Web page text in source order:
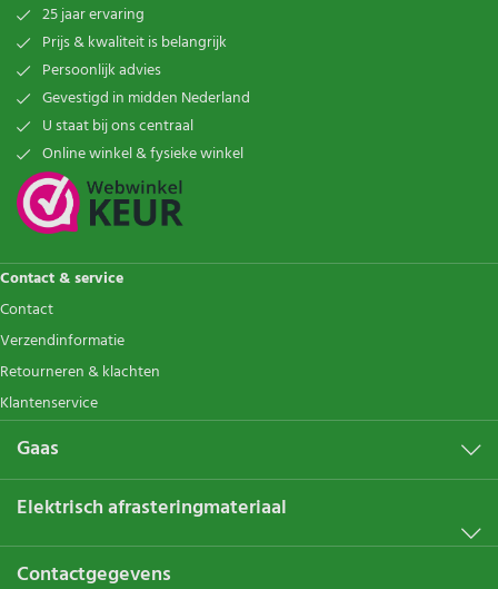
25 jaar ervaring
Prijs & kwaliteit is belangrijk
Persoonlijk advies
Gevestigd in midden Nederland
U staat bij ons centraal
Online winkel & fysieke winkel
Contact & service
Contact
Verzendinformatie
Retourneren & klachten
Klantenservice
Gaas
Elektrisch afrasteringmateriaal
Contactgegevens